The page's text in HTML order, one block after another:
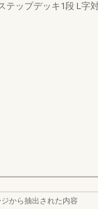
テップデッキ1段 L字
から抽出された内容